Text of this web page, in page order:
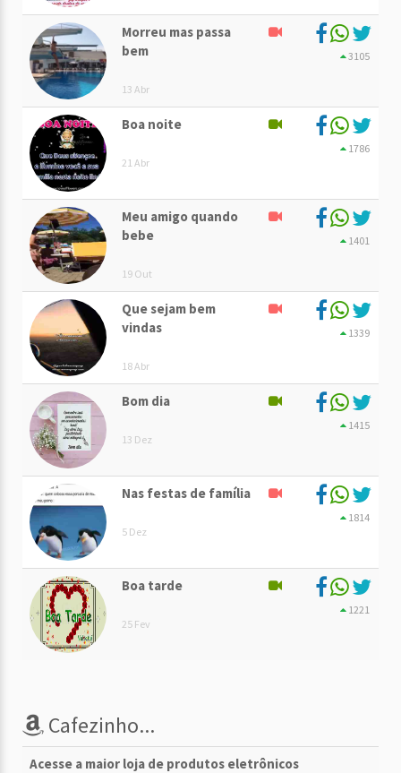
Morreu mas passa
bem
13 Abr
3105
Boa noite
21 Abr
1786
Meu amigo quando
bebe
19 Out
1401
Que sejam bem
vindas
18 Abr
1339
Bom dia
13 Dez
1415
Nas festas de família
5 Dez
1814
Boa tarde
25 Fev
1221
Cafezinho...
Acesse a maior loja de produtos eletrônicos